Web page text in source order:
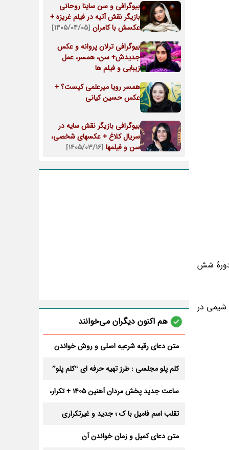
دورهٔ شش
شیمی در
بیوگرافی و سن ساینا روحانی
بازیگر نقش آتیه در فیلم غریزه +
عکسش با کامران [۱۴۰۵/۰۴/۰۵]
بیوگرافی ترلان پروانه و عکس
جدیدش+ سن، همسر، عمل
زیبایی و فیلم ها
همسر رویا میرعلمی کیست؟ +
عکس حسین کیانی
بیوگرافی بازیگر نقش سایه در
سریال کلاغ + عکسهای شخصی،
سن و فیلمها [۱۴۰۵/۰۳/۱۶]
هم اکنون دیگران می‌خوانند
متن دعای رقیه شرعیه اصلی و روش خواندن
کلم پلو مجلسی : طرز تهیه حرفه ای “کلم پلو”
ساعت جدید پخش مردان آهنین 1405 + تکرار،
تقلب اسم فامیل با ک ؛ جدید و غیرتکراری
متن دعای کمیل و زمان خواندن آن